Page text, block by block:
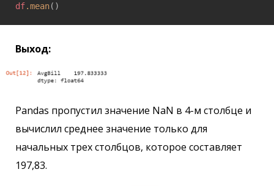
df.mean()
Выход:
Pandas пропустил значение NaN в 4-м столбце и
вычислил среднее значение только для
начальных трех столбцов, которое составляет
197,83.